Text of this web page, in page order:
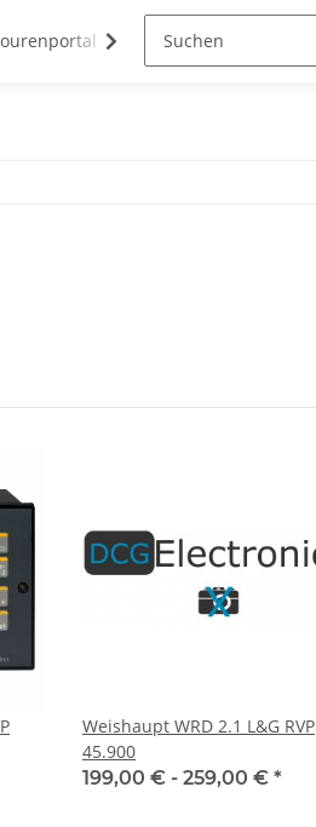
Bestellinformationen
Weishaupt WRD 2.1 L&G RVP
45.900
199,00 € - 259,00 € *